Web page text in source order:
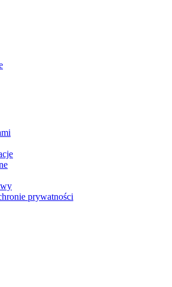
prywatności